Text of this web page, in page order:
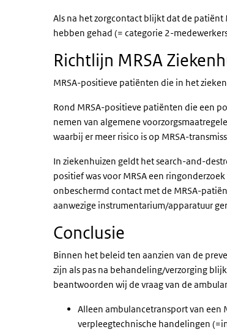
Als na het zorgcontact blijkt dat de patiënt
hebben gehad (= categorie 2-
Richtlijn MRSA
MRSA-positieve patiënten die in het
Rond MRSA-positieve patiënten die een
nemen van algemene
waarbij er meer risico is op MRSA-
In ziekenhuizen geldt het search-and-
positief was voor MRSA een
onbeschermd contact met de MRSA-
aanwezige instrumentarium/apparatuur
Conclusie
Binnen het beleid ten aanzien van de
zijn als pas na behandeling/verzorging
beantwoorden wij de vraag van de
Alleen ambulancetransport van een
verpleegtechnische handelingen